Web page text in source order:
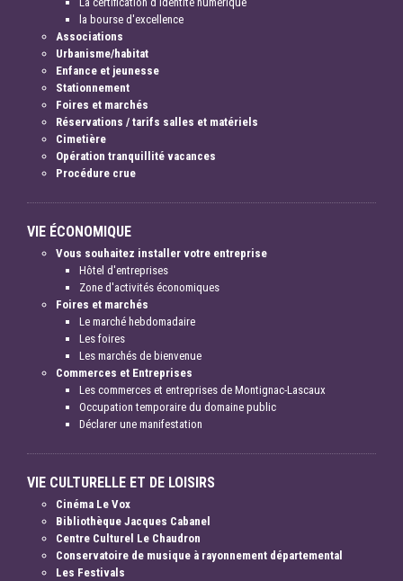
la bourse d'excellence
Associations
Urbanisme/habitat
Enfance et jeunesse
Stationnement
Foires et marchés
Réservations / tarifs salles et matériels
Cimetière
Opération tranquillité vacances
Procédure crue
VIE ÉCONOMIQUE
Vous souhaitez installer votre entreprise
Hôtel d'entreprises
Zone d'activités économiques
Foires et marchés
Le marché hebdomadaire
Les foires
Les marchés de bienvenue
Commerces et Entreprises
Les commerces et entreprises de Montignac-Lascaux
Occupation temporaire du domaine public
Déclarer une manifestation
VIE CULTURELLE ET DE LOISIRS
Cinéma Le Vox
Bibliothèque Jacques Cabanel
Centre Culturel Le Chaudron
Conservatoire de musique à rayonnement départemental
Les Festivals